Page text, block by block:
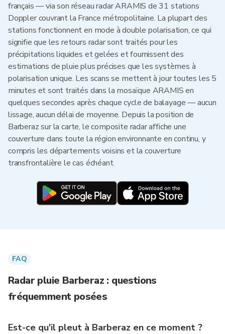
français — via son réseau radar ARAMIS de 31 stations
Doppler couvrant la France métropolitaine. La plupart des
stations fonctionnent en mode à double polarisation, ce qui
signifie que les retours radar sont traités pour les
précipitations liquides et gelées et fournissent des
estimations de pluie plus précises que les systèmes à
polarisation unique. Les scans se mettent à jour toutes les 5
minutes et sont traités dans la mosaïque ARAMIS en
quelques secondes après chaque cycle de balayage — aucun
lissage, aucun délai de moyenne. Depuis la position de
Barberaz sur la carte, le composite radar affiche une
couverture dans toute la région environnante en continu, y
compris les départements voisins et la couverture
transfrontalière le cas échéant.
FAQ
Radar pluie Barberaz : questions
fréquemment posées
Est-ce qu'il pleut à Barberaz en ce moment ?